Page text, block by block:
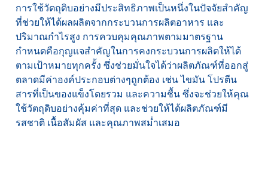
การใช้วัตถุดิบอย่างมีประสิทธิภาพเป็นหนึ่งในปัจจัยสำคัญ
ที่ช่วยให้ได้ผลผลิตจากกระบวนการผลิตอาหาร และ
ปริมาณกำไรสูง การควบคุมคุณภาพตามมาตรฐาน
กำหนดคือกุญแจสำคัญในการคงกระบวนการผลิตให้ได้
ตามเป้าหมายทุกครั้ง ซึ่งช่วยมั่นใจได้ว่าผลิตภัณฑ์ที่ออกสู่
ตลาดมีค่าองค์ประกอบต่างๆถูกต้อง เช่น ไขมัน โปรตีน
สารที่เป็นของแข็งโดยรวม และความชื้น ซึ่งจะช่วยให้คุณ
ใช้วัตถุดิบอย่างคุ้มค่าที่สุด และช่วยให้ได้ผลิตภัณฑ์มี
รสชาติ เนื้อสัมผัส และคุณภาพสม่ำเสมอ